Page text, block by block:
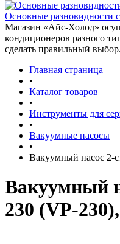
Основные разновидности
Магазин «Айс-Холод»
кондиционеров разного
сделать правильный выбор.
Главная страница
•
Каталог товаров
•
Инструменты для
•
Вакуумные насосы
•
Вакуумный насос 2-
Вакуумный
230 (VP-